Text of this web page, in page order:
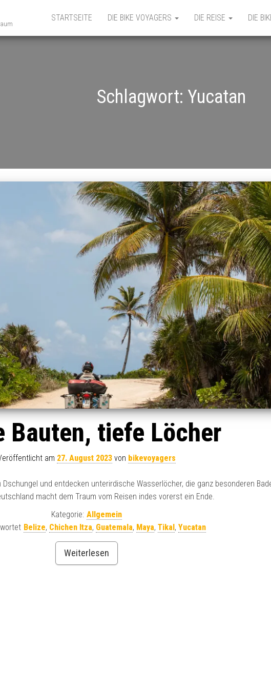
STARTSEITE DIE BIKE VOYAGERS DIE REISE DIE
Schlagwort: Yucatan
Bauten, tiefe Löcher
am 27. August 2023von bikevoyagers
und entdecken unterirdische Wasserlöcher, die ganz besonderen
macht dem Traum vom Reisen indes vorerst ein Ende.
Kategorie: Allgemein
Belize, Chichen Itza, Guatemala, Maya, Tikal, Yucatan
Weiterlesen